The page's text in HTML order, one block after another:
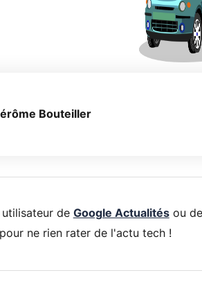
Bouteiller
utilisateur de Google Actualitésou de
ne rien rater de l'actu tech !